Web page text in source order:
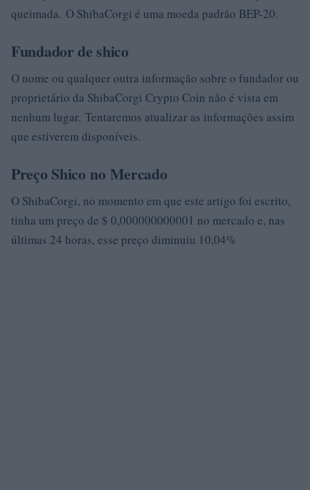
queimada. O ShibaCorgi é uma moeda padrão BEP-20.
Fundador de shico
O nome ou qualquer outra informação sobre o fundador ou
proprietário da ShibaCorgi Crypto Coin não é vista em
nenhum lugar. Tentaremos atualizar as informações assim
que estiverem disponíveis.
Preço Shico no Mercado
O ShibaCorgi, no momento em que este artigo foi escrito,
tinha um preço de $ 0,000000000001 no mercado e, nas
últimas 24 horas, esse preço diminuiu 10,04%